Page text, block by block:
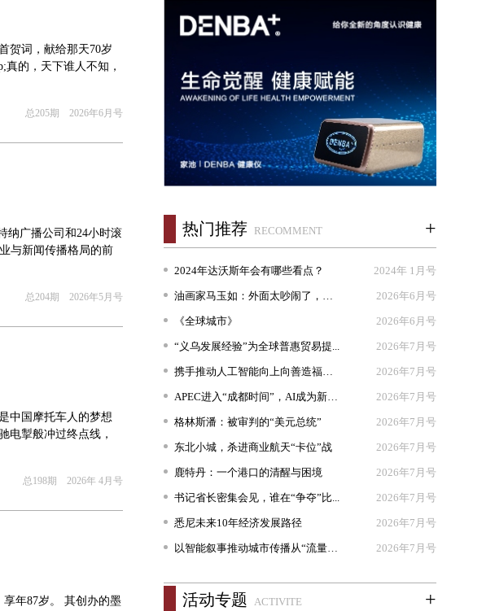
贺词，献给那天70岁
的，天下谁人不知，
总205期 2026年6月号
纳广播公司和24小时滚
与新闻传播格局的前
总204期 2026年5月号
中国摩托车人的梦想
电掣般冲过终点线，
总198期 2026年 4月号
年87岁。 其创办的墨
热门推荐 RECOMMENT +
2024年达沃斯年会有哪些看点？ 2024年 1月号
油画家马玉如：外面太吵闹了，我想... 2026年6月号
《全球城市》 2026年6月号
“义乌发展经验”为全球普惠贸易提... 2026年7月号
携手推动人工智能向上向善造福人类 2026年7月号
APEC进入“成都时间”，AI成为新坐... 2026年7月号
格林斯潘：被审判的“美元总统” 2026年7月号
东北小城，杀进商业航天“卡位”战 2026年7月号
鹿特丹：一个港口的清醒与困境 2026年7月号
书记省长密集会见，谁在“争夺”比... 2026年7月号
悉尼未来10年经济发展路径 2026年7月号
以智能叙事推动城市传播从“流量出... 2026年7月号
活动专题 ACTIVITE +